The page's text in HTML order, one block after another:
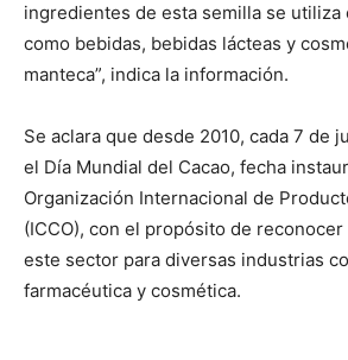
ingredientes de esta semilla se utiliza
como bebidas, bebidas lácteas y
manteca”, indica la información.
Se aclara que desde 2010, cada 7 de
el Día Mundial del Cacao, fecha
Organización Internacional de
(ICCO), con el propósito de
este sector para diversas industrias
farmacéutica y cosmética.